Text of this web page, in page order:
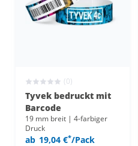
(0)
Tyvek bedruckt mit
Barcode
19 mm breit | 4-farbiger
Druck
ab 19,04 €*/Pack